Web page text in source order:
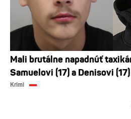
Mali brutálne napadnúť
Samuelovi (17) a Denisovi (17)
Krimi